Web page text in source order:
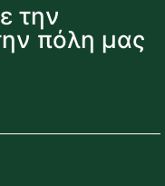
την
πόλη μας